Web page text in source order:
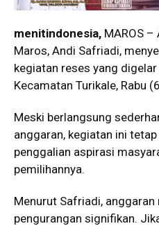
menitindonesia, MAROS –
Maros, Andi Safriadi,
kegiatan reses yang
Kecamatan Turikale, Rabu
Meski berlangsung
anggaran, kegiatan ini
penggalian aspirasi
pemilihannya.
Menurut Safriadi,
pengurangan signifikan.